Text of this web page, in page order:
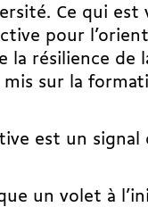
Ce qui est
pour
la résilience de
sur la
est un
un volet à